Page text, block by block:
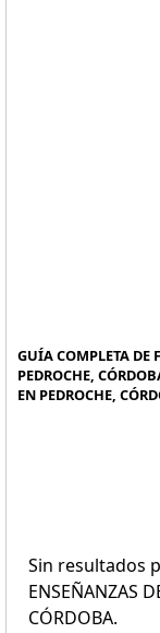
GUÍA COMPLETA DE
PEDROCHE,
EN PEDROCHE,
Sin resultados
ENSEÑANZAS
CÓRDOBA.